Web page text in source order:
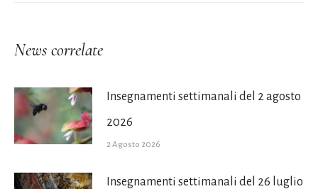
News correlate
Insegnamenti settimanali del 2 agosto
2026
2 Agosto 2026
Insegnamenti settimanali del 26 luglio